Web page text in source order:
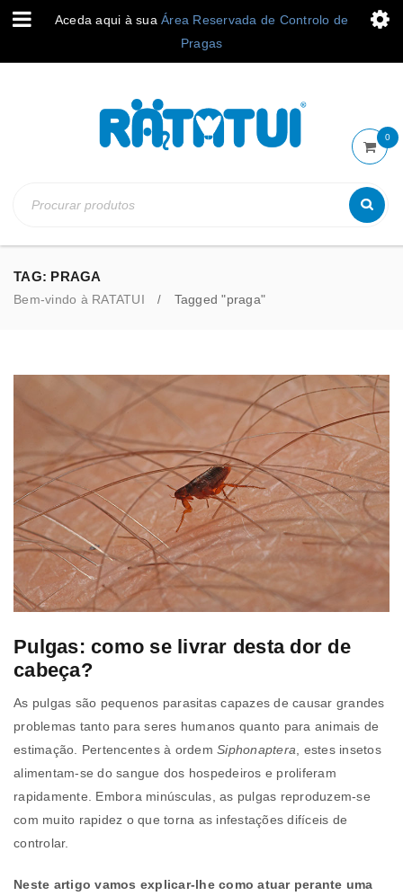
Aceda aqui à sua Área Reservada de Controlo de
Pragas
0
TAG: PRAGA
Bem-vindo à RATATUI / Tagged "praga"
Pulgas: como se livrar desta dor de
cabeça?
As pulgas são pequenos parasitas capazes de causar grandes
problemas tanto para seres humanos quanto para animais de
estimação. Pertencentes à ordem Siphonaptera , estes insetos
alimentam-se do sangue dos hospedeiros e proliferam
rapidamente. Embora minúsculas, as pulgas reproduzem-se
com muito rapidez o que torna as infestações difíceis de
controlar.
Neste artigo vamos explicar-lhe como atuar perante uma